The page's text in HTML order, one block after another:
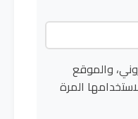
والموقع
المرة